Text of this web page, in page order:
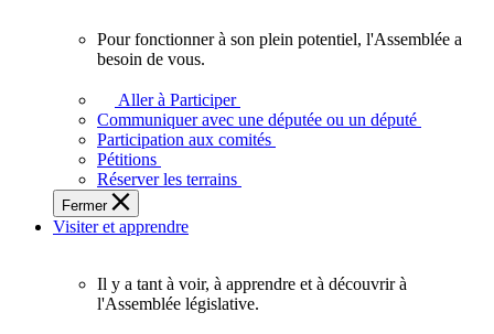
plein
potentiel,
l'Assemblée
a
besoin
de
Pour fonctionner à son plein potentiel, l'Assemblée a
besoin de vous.
Aller à Participer
Communiquer avec une députée ou un député
Participation aux comités
Pétitions
Réserver les terrains
Fermer
Visiter et apprendre
Il y a tant à voir, à apprendre et à découvrir à
l'Assemblée législative.